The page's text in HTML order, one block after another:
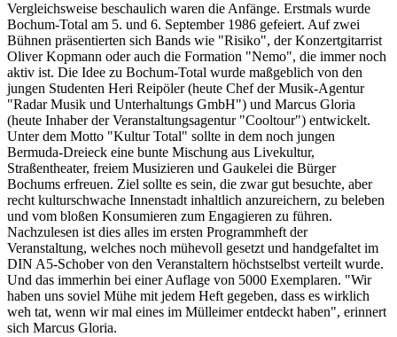
Vergleichsweise beschaulich waren die Anfänge. Erstmals wurde
Bochum-Total am 5. und 6. September 1986 gefeiert. Auf zwei
Bühnen präsentierten sich Bands wie "Risiko", der Konzertgitarrist
Oliver Kopmann oder auch die Formation "Nemo", die immer noch
aktiv ist. Die Idee zu Bochum-Total wurde maßgeblich von den
jungen Studenten Heri Reipöler (heute Chef der Musik-Agentur
"Radar Musik und Unterhaltungs GmbH") und Marcus Gloria
(heute Inhaber der Veranstaltungsagentur "Cooltour") entwickelt.
Unter dem Motto "Kultur Total" sollte in dem noch jungen
Bermuda-Dreieck eine bunte Mischung aus Livekultur,
Straßentheater, freiem Musizieren und Gaukelei die Bürger
Bochums erfreuen. Ziel sollte es sein, die zwar gut besuchte, aber
recht kulturschwache Innenstadt inhaltlich anzureichern, zu beleben
und vom bloßen Konsumieren zum Engagieren zu führen.
Nachzulesen ist dies alles im ersten Programmheft der
Veranstaltung, welches noch mühevoll gesetzt und handgefaltet im
DIN A5-Schober von den Veranstaltern höchstselbst verteilt wurde.
Und das immerhin bei einer Auflage von 5000 Exemplaren. "Wir
haben uns soviel Mühe mit jedem Heft gegeben, dass es wirklich
weh tat, wenn wir mal eines im Mülleimer entdeckt haben", erinnert
sich Marcus Gloria.